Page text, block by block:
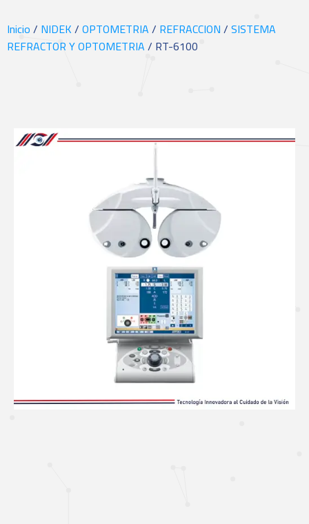
Inicio/ NIDEK/OPTOMETRIA/ REFRACCION/SISTEMA
REFRACTOR Y OPTOMETRIA/ RT-6100